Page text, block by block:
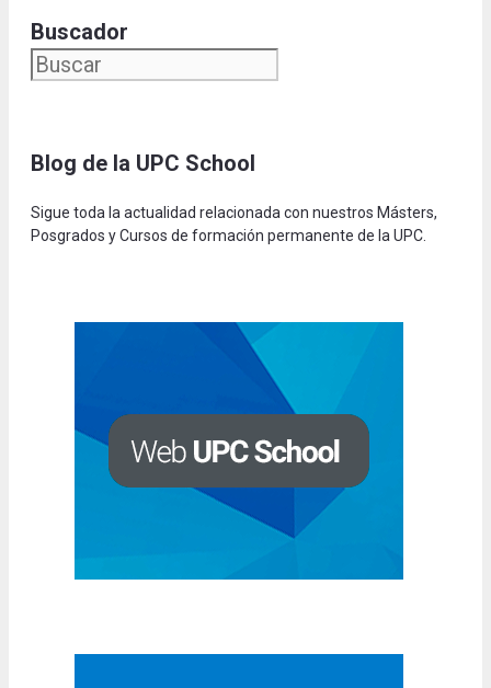
Buscador
Blog de la UPC School
Sigue toda la actualidad relacionada con nuestros Másters,
Posgrados y Cursos de formación permanente de la UPC.